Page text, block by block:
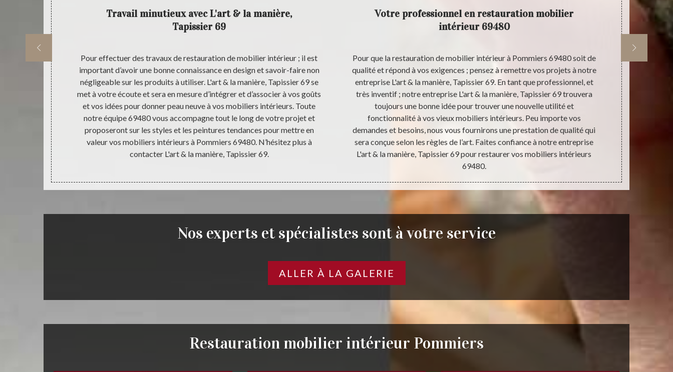
Travail minutieux avec L'art & la manière,
Tapissier 69
Pour effectuer des travaux de restauration de mobilier intérieur ; il est
important d’avoir une bonne connaissance en design et savoir-faire non
négligeable sur les produits à utiliser. L'art & la manière, Tapissier 69 se
met à votre écoute et sera en mesure d’intégrer et d’associer à vos goûts
et vos idées pour donner peau neuve à vos mobiliers intérieurs. Toute
notre équipe 69480 vous accompagne tout le long de votre projet et
proposeront sur les styles et les peintures tendances pour mettre en
valeur vos mobiliers intérieurs à Pommiers 69480. N’hésitez plus à
contacter L'art & la manière, Tapissier 69.
Votre professionnel en restauration mobilier
intérieur 69480
Pour que la restauration de mobilier intérieur à Pommiers 69480 soit de
qualité et répond à vos exigences ; pensez à remettre vos projets à notre
entreprise L'art & la manière, Tapissier 69. En tant que professionnel, et
très inventif ; notre entreprise L'art & la manière, Tapissier 69 trouvera
toujours une bonne idée pour trouver une nouvelle utilité et
fonctionnalité à vos vieux mobiliers intérieurs. Peu importe vos
demandes et besoins, nous vous fournirons une prestation de qualité qui
sera conçue selon les règles de l’art. Faites confiance à notre entreprise
L'art & la manière, Tapissier 69 pour restaurer vos mobiliers intérieurs
69480.
Nos experts et spécialistes sont à votre service
ALLER À LA GALERIE
Restauration mobilier intérieur Pommiers